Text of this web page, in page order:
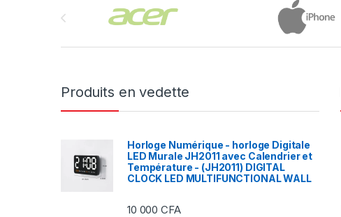
Produits en vedette
Horloge Numérique - horloge Digitale
LED Murale JH2011 avec Calendrier et
Température - (JH2011) DIGITAL
CLOCK LED MULTIFUNCTIONAL WALL
10 000CFA